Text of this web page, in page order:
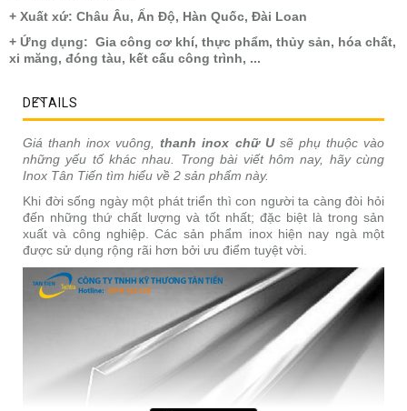
+ Xuất xứ: Châu Âu, Ấn Độ, Hàn Quốc, Đài Loan
+ Ứng dụng: Gia công cơ khí, thực phẩm, thủy sản, hóa chất,
xi măng, đóng tàu, kết cấu công trình, ...
DETAILS
Giá thanh inox vuông,thanh inox chữ Usẽ phụ thuộc vào
những yếu tố khác nhau. Trong bài viết hôm nay, hãy cùng
Inox Tân Tiến tìm hiểu về 2 sản phẩm này.
Khi đời sống ngày một phát triển thì con người ta càng đòi hỏi
đến những thứ chất lượng và tốt nhất; đặc biệt là trong sản
xuất và công nghiệp. Các sản phẩm inox hiện nay ngà một
được sử dụng rộng rãi hơn bởi ưu điểm tuyệt vời.